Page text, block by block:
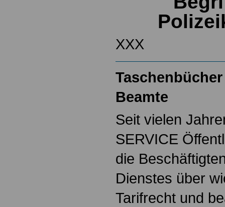
XXX
Beamte
Seit vielen
SERVICE
die
Dienstes über
Tarifrecht und